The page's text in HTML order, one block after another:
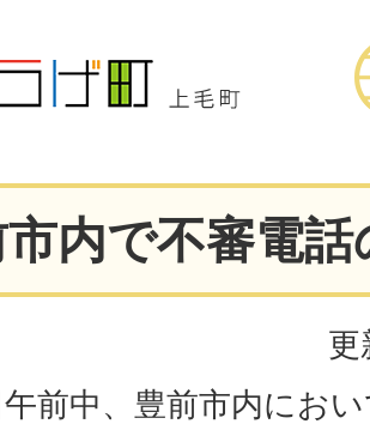
内で不審電話
更
前中、豊前市内にお